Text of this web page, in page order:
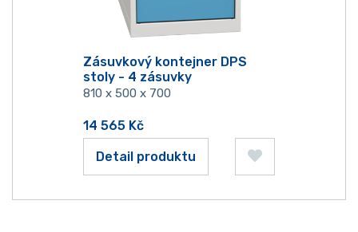
Zásuvkový kontejner DPS
stoly - 4 zásuvky
810 x 500 x 700
14 565 Kč
Detail produktu